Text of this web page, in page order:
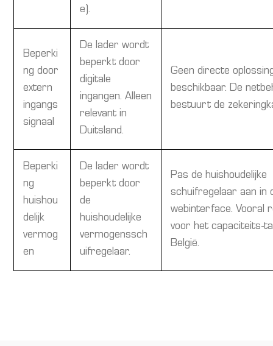
e).
Beperki
ng door
extern
ingangs
signaal
De lader wordt
beperkt door
digitale
ingangen. Alleen
relevant in
Duitsland.
Geen directe
beschikbaar. De
bestuurt de
Beperki
ng
huishou
delijk
vermog
en
De lader wordt
beperkt door
de
huishoudelijke
vermogenssch
uifregelaar.
Pas de huishoudelijke
schuifregelaar aan in
webinterface. Vooral
voor het capaciteits-
België.